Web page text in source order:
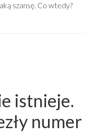
szansę. Co wtedy?
istnieje.
numer